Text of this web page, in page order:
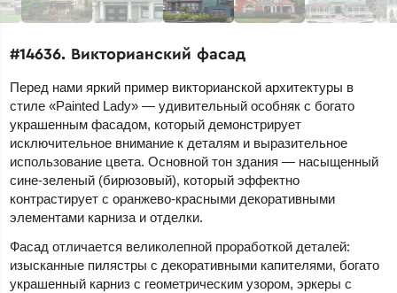
#14636. Викторианский фасад
Перед нами яркий пример викторианской архитектуры в
стиле «Painted Lady» — удивительный особняк с богато
украшенным фасадом, который демонстрирует
исключительное внимание к деталям и выразительное
использование цвета. Основной тон здания — насыщенный
сине-зеленый (бирюзовый), который эффектно
контрастирует с оранжево-красными декоративными
элементами карниза и отделки.
Фасад отличается великолепной проработкой деталей:
изысканные пилястры с декоративными капителями, богато
украшенный карниз с геометрическим узором, эркеры с